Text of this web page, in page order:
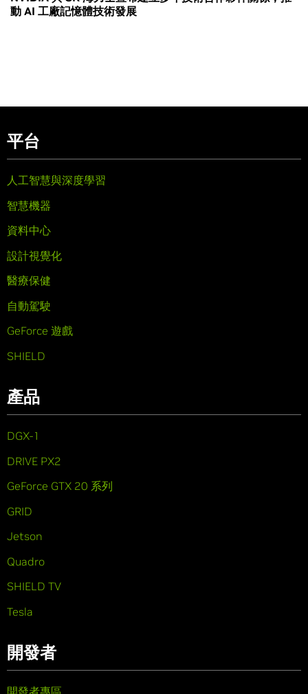
動 AI 工廠記憶體技術發展
平台
人工智慧與深度學習
智慧機器
資料中心
設計視覺化
醫療保健
自動駕駛
GeForce 遊戲
SHIELD
產品
DGX-1
DRIVE PX2
GeForce GTX 20 系列
GRID
Jetson
Quadro
SHIELD TV
Tesla
開發者